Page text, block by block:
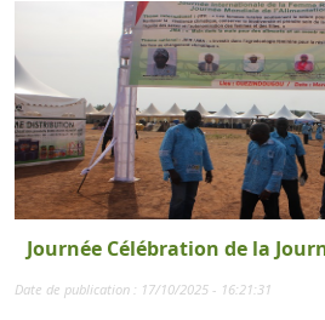
Journée Célébration de la
Date de publication : 17/10/2025 - 16:21:31